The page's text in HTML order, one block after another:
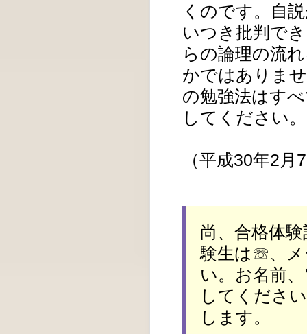
くのです。自
いつき批判で
らの論理の流
かではありま
の勉強法はす
してください。
（平成30年2月
尚、合格体
験生は☏、メ
い。お名前
してくださ
します。